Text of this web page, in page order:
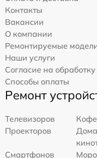
Контакты
Вакансии
О компании
Ремонтируемые
Наши услуги
Согласие на
Способы оплаты
Ремонт
Телевизоров
Проекторов
Смартфонов